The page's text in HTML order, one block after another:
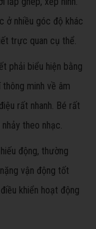
ở nhiều góc độ khác
trực quan cụ thể.
phải biểu hiện bằng
minh về âm
rất nhanh. Bé rất
theo nhạc.
động, thường
vận động tốt
khiển hoạt động